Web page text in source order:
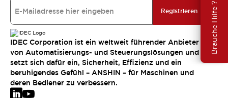
Brauche Hilfe ?
Registrieren
IDEC Corporation ist ein weltweit führender Anbieter
von Automatisierungs- und Steuerungslösungen und
setzt sich dafür ein, Sicherheit, Effizienz und ein
beruhigendes Gefühl – ANSHIN – für Maschinen und
deren Bediener zu verbessern.